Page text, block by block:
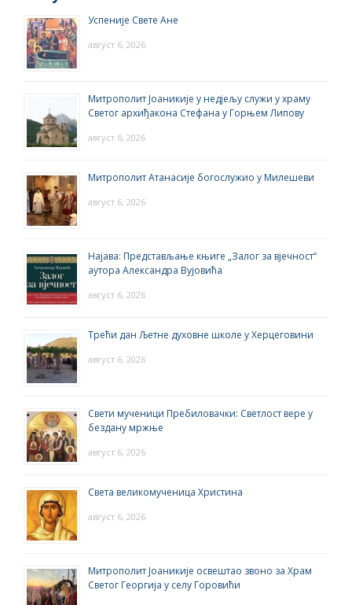
Успеније Свете Ане
август 6, 2026
Митрополит Јоаникије у недјељу служи у храму
Светог архиђакона Стефана у Горњем Липову
август 6, 2026
Митрополит Атанасије богослужио у Милешеви
август 6, 2026
Најава: Представљање књиге „Залог за вјечност“
аутора Александра Вујовића
август 6, 2026
Трећи дан Љетне духовне школе у Херцеговини
август 6, 2026
Свети мученици Пребиловачки: Светлост вере у
бездану мржње
август 6, 2026
Света великомученица Христина
август 6, 2026
Митрополит Јоаникије освештао звоно за Храм
Светог Георгија у селу Горовићи